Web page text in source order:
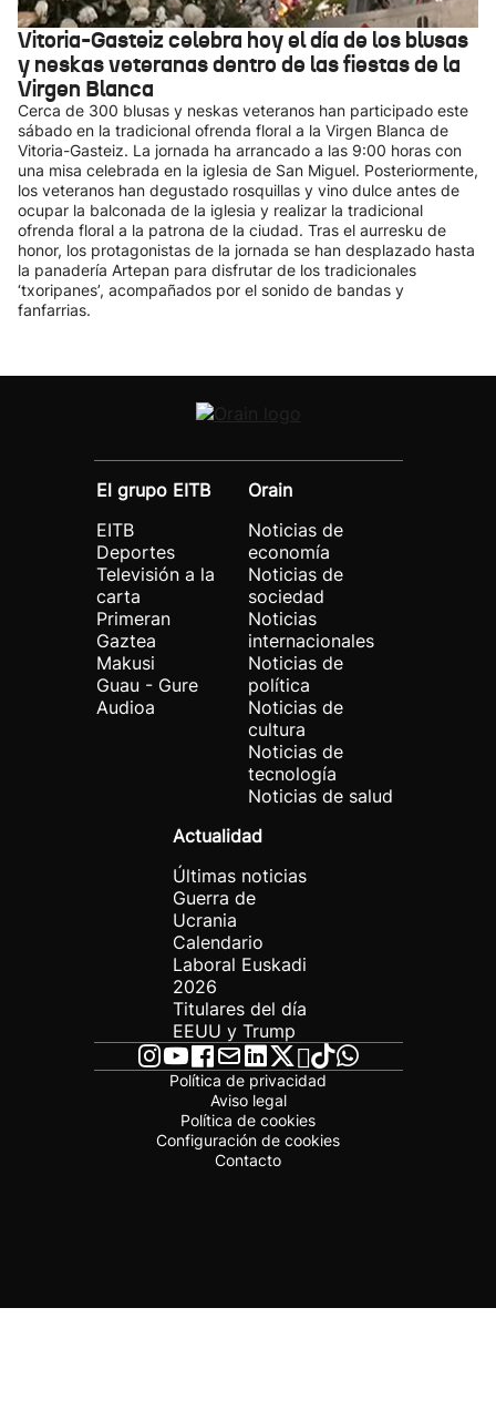
Vitoria-Gasteiz celebra hoy el día de los blusas
y neskas veteranas dentro de las fiestas de la
Virgen Blanca
Cerca de 300 blusas y neskas veteranos han participado este
sábado en la tradicional ofrenda floral a la Virgen Blanca de
Vitoria-Gasteiz. La jornada ha arrancado a las 9:00 horas con
una misa celebrada en la iglesia de San Miguel. Posteriormente,
los veteranos han degustado rosquillas y vino dulce antes de
ocupar la balconada de la iglesia y realizar la tradicional
ofrenda floral a la patrona de la ciudad. Tras el aurresku de
honor, los protagonistas de la jornada se han desplazado hasta
la panadería Artepan para disfrutar de los tradicionales
‘txoripanes’, acompañados por el sonido de bandas y
fanfarrias.
El grupo EITB
EITB
Deportes
Televisión a la
carta
Primeran
Gaztea
Makusi
Guau - Gure
Audioa
Orain
Noticias de
economía
Noticias de
sociedad
Noticias
internacionales
Noticias de
política
Noticias de
cultura
Noticias de
tecnología
Noticias de salud
Actualidad
Últimas noticias
Guerra de
Ucrania
Calendario
Laboral Euskadi
2026
Titulares del día
EEUU y Trump
Política de privacidad
Aviso legal
Política de cookies
Configuración de cookies
Contacto